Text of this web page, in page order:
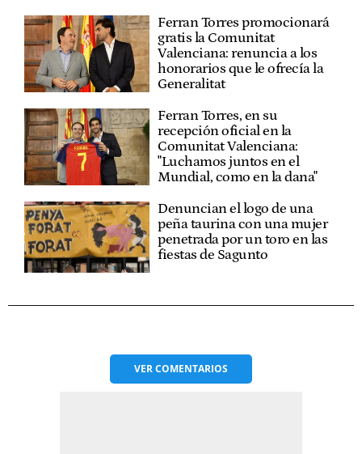
Ferran Torres promocionará
gratis la Comunitat
Valenciana: renuncia a los
honorarios que le ofrecía la
Generalitat
Ferran Torres, en su
recepción oficial en la
Comunitat Valenciana:
"Luchamos juntos en el
Mundial, como en la dana"
Denuncian el logo de una
peña taurina con una mujer
penetrada por un toro en las
fiestas de Sagunto
VERCOMENTARIOS